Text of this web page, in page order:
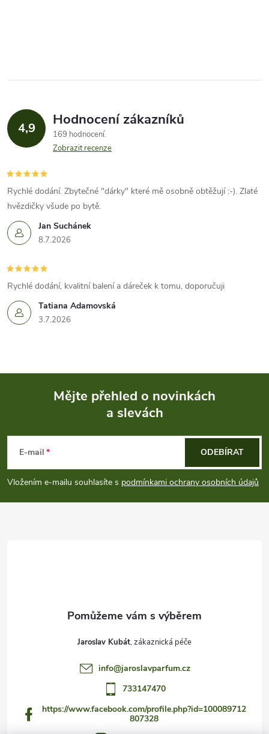
l
d
a
c
í
p
r
v
k
y
s
4,9 Hodnocení zákazníků
169 hodnocení
Zobrazit recenze
Jan Suchánek
8.7.2026
Rychlé dodání. Zbytečné "dárky" které mě osobně obtěžují :-). Zlaté
hvězdičky všude po bytě.
Tatiana Adamovská
3.7.2026
Rychlé dodání, kvalitní balení a dáreček k tomu, doporučuji
p
a
Mějte přehled o novinkách
a slevách
E-mail
Vložením e-mailu souhlasíte s podmínkami ochrany osobních údajů
ODEBÍRAT
Jaroslav Kubát
info@jaroslavparfum.cz
733147470
https://www.facebook.com/profile.php?id=100089712
807328